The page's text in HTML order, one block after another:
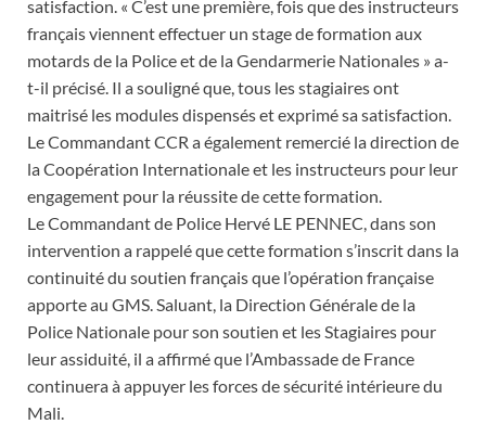
satisfaction. « C’est une première, fois que des instructeurs
français viennent effectuer un stage de formation aux
motards de la Police et de la Gendarmerie Nationales » a-
t-il précisé. Il a souligné que, tous les stagiaires ont
maitrisé les modules dispensés et exprimé sa satisfaction.
Le Commandant CCR a également remercié la direction de
la Coopération Internationale et les instructeurs pour leur
engagement pour la réussite de cette formation.
Le Commandant de Police Hervé LE PENNEC, dans son
intervention a rappelé que cette formation s’inscrit dans la
continuité du soutien français que l’opération française
apporte au GMS. Saluant, la Direction Générale de la
Police Nationale pour son soutien et les Stagiaires pour
leur assiduité, il a affirmé que l’Ambassade de France
continuera à appuyer les forces de sécurité intérieure du
Mali.